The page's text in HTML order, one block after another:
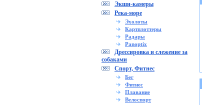
Экшн-камеры
Река-море
Эхолоты
Картплоттеры
Радары
Panoptix
Дрессировка и слежение за
собаками
Спорт, Фитнес
Бег
Фитнес
Плавание
Велоспорт